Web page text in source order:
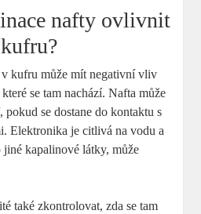
nafty ovlivnit
kufru může mít negativní vliv
se tam nachází. Nafta může
, pokud se dostane do kontaktu s
Elektronika je citlivá na vodu a
jiné kapalinové látky, může
také zkontrolovat, zda se tam